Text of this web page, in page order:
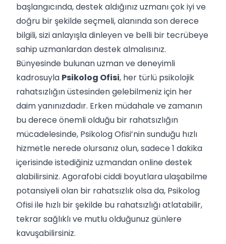
başlangıcında, destek aldığınız uzmanı çok iyi ve
doğru bir şekilde seçmeli, alanında son derece
bilgili, sizi anlayışla dinleyen ve belli bir tecrübeye
sahip uzmanlardan destek almalısınız.
Bünyesinde bulunan uzman ve deneyimli
kadrosuyla Psikolog Ofisi, her türlü psikolojik
rahatsızlığın üstesinden gelebilmeniz için her
daim yanınızdadır. Erken müdahale ve zamanın
bu derece önemli olduğu bir rahatsızlığın
mücadelesinde, Psikolog Ofisi’nin sunduğu hızlı
hizmetle nerede olursanız olun, sadece 1 dakika
içerisinde istediğiniz uzmandan online destek
alabilirsiniz. Agorafobi ciddi boyutlara ulaşabilme
potansiyeli olan bir rahatsızlık olsa da, Psikolog
Ofisi ile hızlı bir şekilde bu rahatsızlığı atlatabilir,
tekrar sağlıklı ve mutlu olduğunuz günlere
kavuşabilirsiniz.